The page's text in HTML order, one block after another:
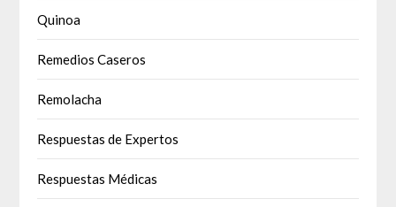
Quinoa
Remedios Caseros
Remolacha
Respuestas de Expertos
Respuestas Médicas